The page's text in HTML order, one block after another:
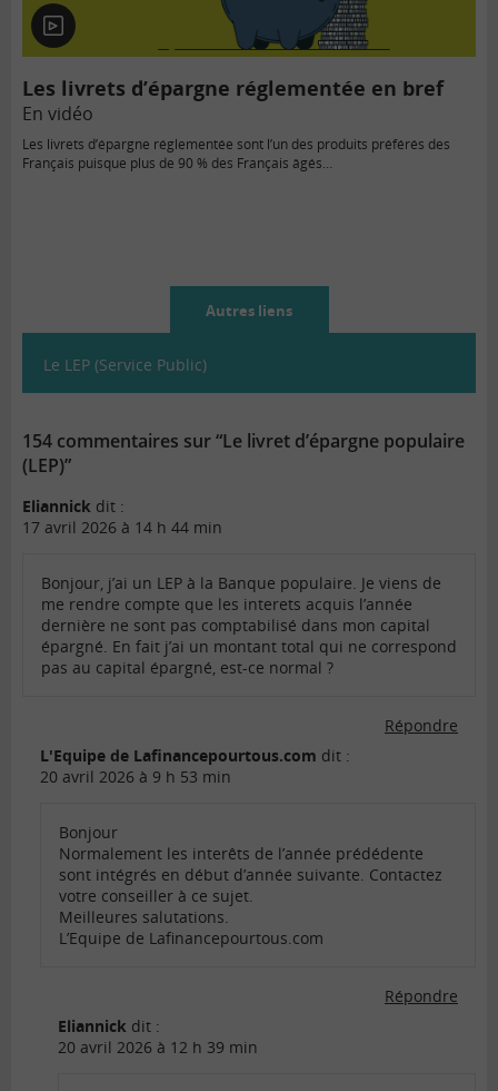
En
vidéo
Les livrets d’épargne réglementée en bref
En vidéo
Les livrets d’épargne réglementée sont l’un des produits préférés des
Français puisque plus de 90 % des Français âgés…
Autres liens
Le LEP (Service Public)
154 commentaires sur “Le livret d’épargne populaire
(LEP)”
Eliannick dit :
17 avril 2026 à 14 h 44 min
Bonjour, j’ai un LEP à la Banque populaire. Je viens de
me rendre compte que les interets acquis l’année
dernière ne sont pas comptabilisé dans mon capital
épargné. En fait j’ai un montant total qui ne correspond
pas au capital épargné, est-ce normal ?
Répondre
L'Equipe de Lafinancepourtous.com dit :
20 avril 2026 à 9 h 53 min
Bonjour
Normalement les interêts de l’année prédédente
sont intégrés en début d’année suivante. Contactez
votre conseiller à ce sujet.
Meilleures salutations.
L’Equipe de Lafinancepourtous.com
Répondre
Eliannick dit :
20 avril 2026 à 12 h 39 min